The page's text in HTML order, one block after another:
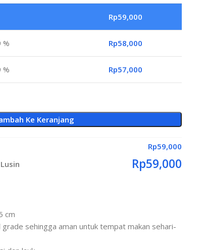
Rp59,000
% Rp58,000
% Rp57,000
Ke Keranjang
Rp59,000
Rp59,000
cm
sehingga aman untuk tempat makan sehari-